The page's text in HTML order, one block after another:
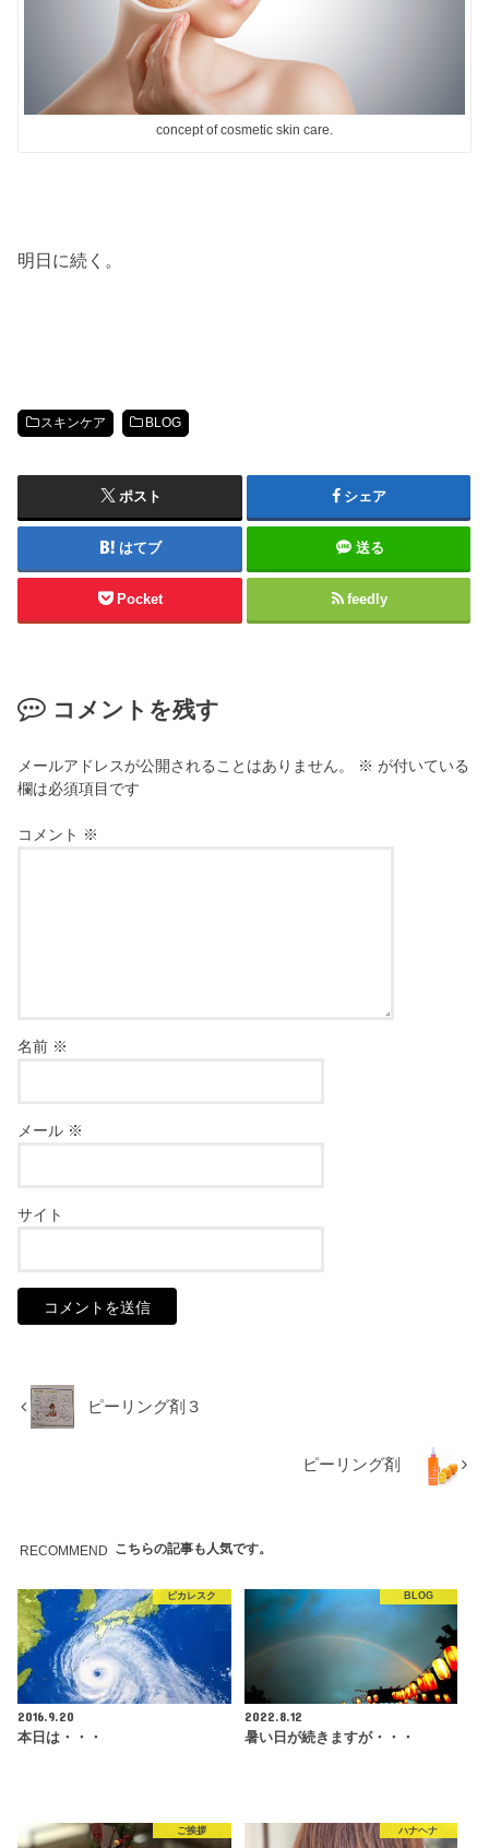
concept of cosmetic skin care.
明日に続く。
スキンケア BLOG
ポスト シェア
はてブ 送る
Pocket feedly
コメントを残す
メールアドレスが公開されることはありません。 ※ が付いている
欄は必須項目です
コメント ※
名前 ※
メール ※
サイト
ピーリング剤３
ピーリング剤
RECOMMEND こちらの記事も人気です。
ピカレスク
2016.9.20
本日は・・・
BLOG
2022.8.12
暑い日が続きますが・・・
ご挨拶 ハナヘナ